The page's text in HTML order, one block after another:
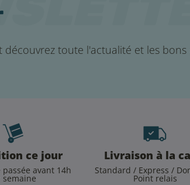
découvrez toute l'actualité et les bons
ce jour
passée avant 14h
semaine
Livraison à la
Standard / Express /
Point relais